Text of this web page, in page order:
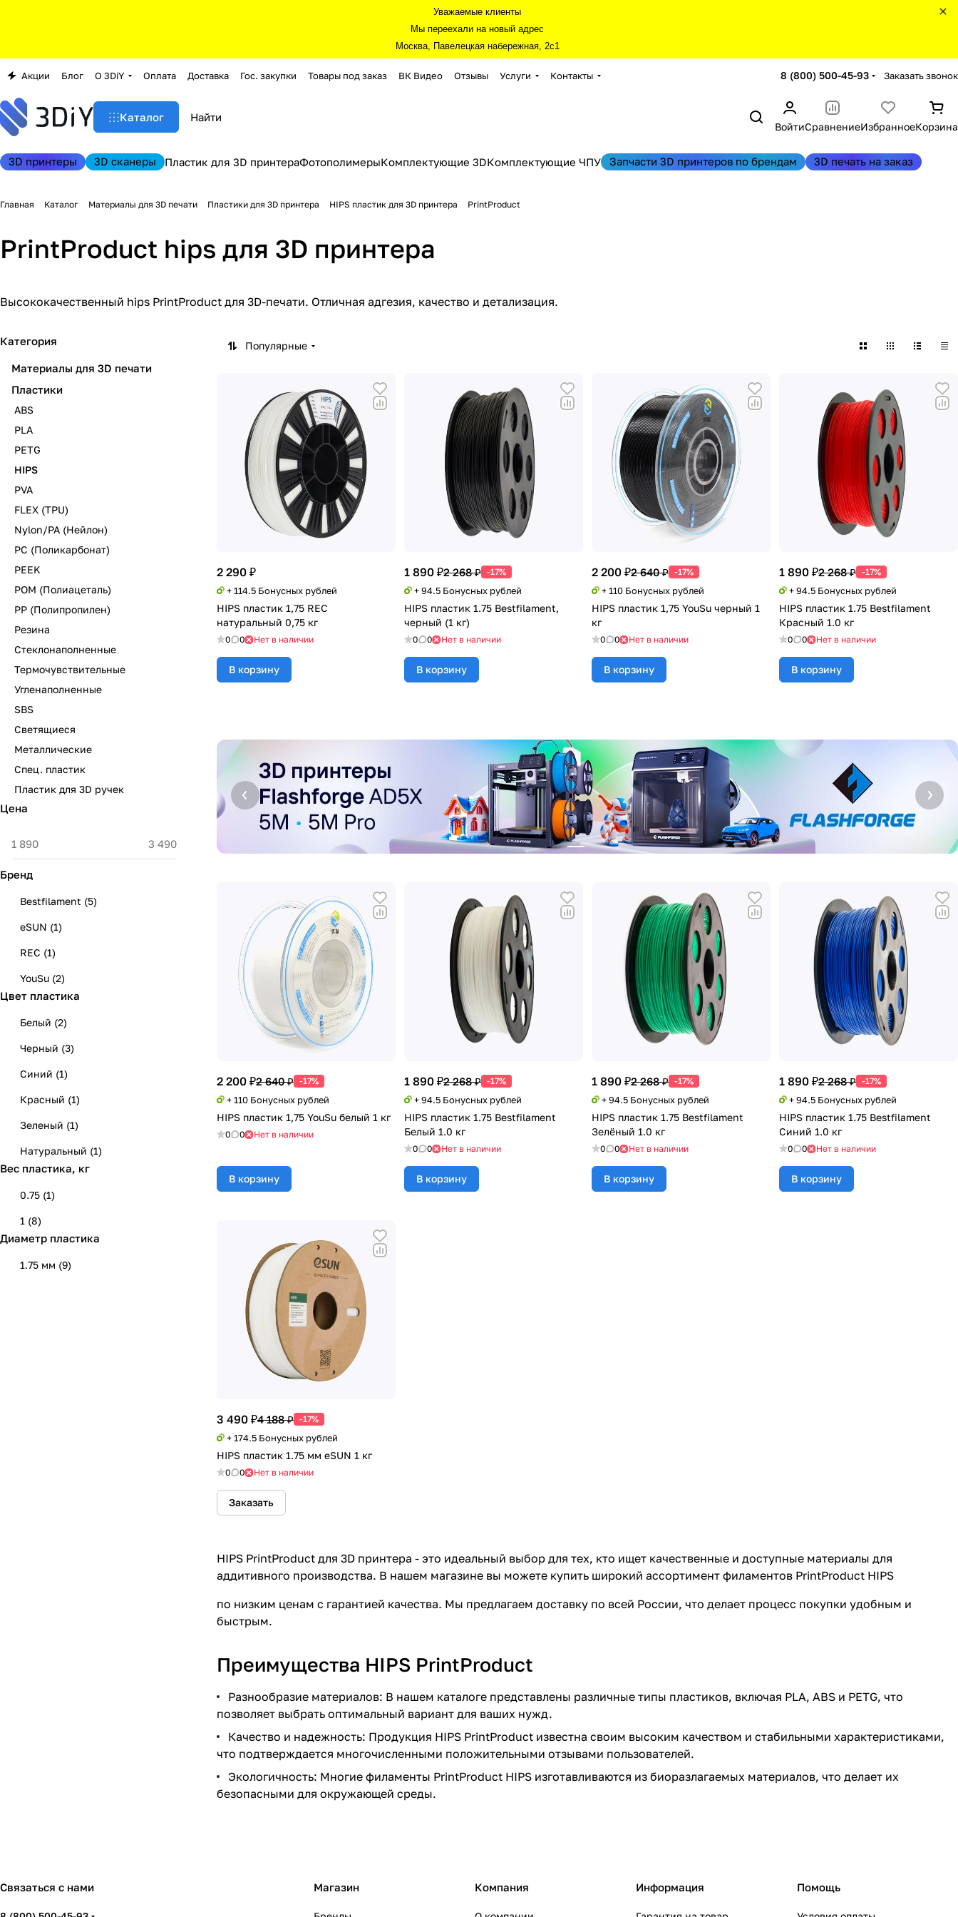
Уважаемые клиенты
Мы переехали на новый адрес
Москва, Павелецкая набережная, 2с1
Акции Блог О 3DiY Оплата Доставка Гос. закупки Товары под заказ ВК Видео Отзывы Услуги Контакты 8 (800) 500-45-93 Заказать звонок
Каталог
ВойтиСравнениеИзбранноеКорзина
3D принтеры 3D сканеры Пластик для 3D принтераФотополимерыКомплектующие 3DКомплектующие ЧПУ Запчасти 3D принтеров по брендам 3D печать на заказ
Главная Каталог Материалы для 3D печати Пластики для 3D принтера HIPS пластик для 3D принтера PrintProduct
PrintProduct hips для 3D принтера
Высококачественный hips PrintProduct для 3D-печати. Отличная адгезия, качество и детализация.
Популярные
2 290 ₽
+ 114.5 Бонусных рублей
HIPS пластик 1,75 REC
натуральный 0,75 кг
0 0 Нет в наличии
В корзину
1 890 ₽2 268 ₽ -17%
+ 94.5 Бонусных рублей
HIPS пластик 1.75 Bestfilament,
черный (1 кг)
0 0 Нет в наличии
В корзину
2 200 ₽2 640 ₽ -17%
+ 110 Бонусных рублей
HIPS пластик 1,75 YouSu черный 1
кг
0 0 Нет в наличии
В корзину
1 890 ₽2 268 ₽ -17%
+ 94.5 Бонусных рублей
HIPS пластик 1.75 Bestfilament
Красный 1.0 кг
0 0 Нет в наличии
В корзину
2 200 ₽2 640 ₽ -17%
+ 110 Бонусных рублей
HIPS пластик 1,75 YouSu белый 1 кг
0 0 Нет в наличии
В корзину
1 890 ₽2 268 ₽ -17%
+ 94.5 Бонусных рублей
HIPS пластик 1.75 Bestfilament
Белый 1.0 кг
0 0 Нет в наличии
В корзину
1 890 ₽2 268 ₽ -17%
+ 94.5 Бонусных рублей
HIPS пластик 1.75 Bestfilament
Зелёный 1.0 кг
0 0 Нет в наличии
В корзину
1 890 ₽2 268 ₽ -17%
+ 94.5 Бонусных рублей
HIPS пластик 1.75 Bestfilament
Синий 1.0 кг
0 0 Нет в наличии
В корзину
3 490 ₽4 188 ₽ -17%
+ 174.5 Бонусных рублей
HIPS пластик 1.75 мм eSUN 1 кг
0 0 Нет в наличии
Заказать
HIPS PrintProduct для 3D принтера - это идеальный выбор для тех, кто ищет качественные и доступные материалы для
аддитивного производства. В нашем магазине вы можете купить широкий ассортимент филаментов PrintProduct HIPS
по низким ценам с гарантией качества. Мы предлагаем доставку по всей России, что делает процесс покупки удобным и
быстрым.
Преимущества HIPS PrintProduct
Разнообразие материалов: В нашем каталоге представлены различные типы пластиков, включая PLA, ABS и PETG, что
позволяет выбрать оптимальный вариант для ваших нужд.
Качество и надежность: Продукция HIPS PrintProduct известна своим высоким качеством и стабильными характеристиками,
что подтверждается многочисленными положительными отзывами пользователей.
Экологичность: Многие филаменты PrintProduct HIPS изготавливаются из биоразлагаемых материалов, что делает их
безопасными для окружающей среды.
Категория
Материалы для 3D печати
Пластики
ABS
PLA
PETG
HIPS
PVA
FLEX (TPU)
Nylon/PA (Нейлон)
PC (Поликарбонат)
PEEK
POM (Полиацеталь)
PP (Полипропилен)
Резина
Стеклонаполненные
Термочувствительные
Угленаполненные
SBS
Светящиеся
Металлические
Спец. пластик
Пластик для 3D ручек
Цена
Бренд
Bestfilament (5)
eSUN (1)
REC (1)
YouSu (2)
Цвет пластика
Белый (2)
Черный (3)
Синий (1)
Красный (1)
Зеленый (1)
Натуральный (1)
Вес пластика, кг
0.75 (1)
1 (8)
Диаметр пластика
1.75 мм (9)
Связаться с нами Магазин Компания Информация Помощь